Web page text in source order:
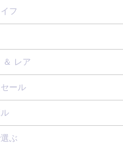
フ
＆ レア
ール
ぶ